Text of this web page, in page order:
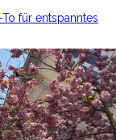
für entspanntes